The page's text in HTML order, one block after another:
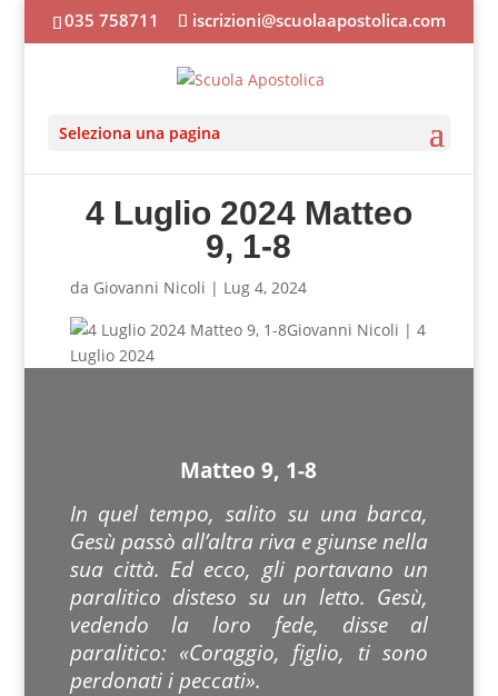
035 758711 iscrizioni@scuolaapostolica.com
Seleziona una pagina
4 Luglio 2024 Matteo
9, 1-8
da Giovanni Nicoli | Lug 4, 2024
Giovanni Nicoli | 4
Luglio 2024
Matteo 9, 1-8
In quel tempo, salito su una barca,
Gesù passò all’altra riva e giunse nella
sua città. Ed ecco, gli portavano un
paralitico disteso su un letto. Gesù,
vedendo la loro fede, disse al
paralitico: «Coraggio, figlio, ti sono
perdonati i peccati».